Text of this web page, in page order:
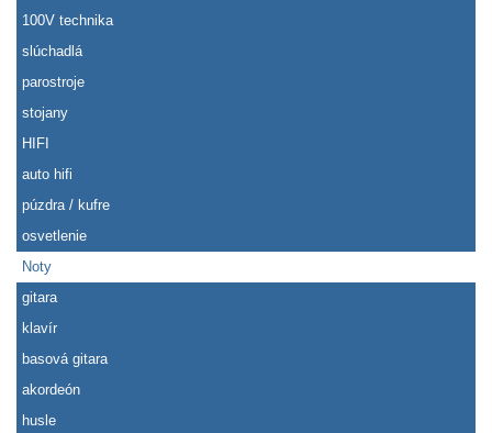
100V technika
slúchadlá
parostroje
stojany
HIFI
auto hifi
púzdra / kufre
osvetlenie
Noty
gitara
klavír
basová gitara
akordeón
husle